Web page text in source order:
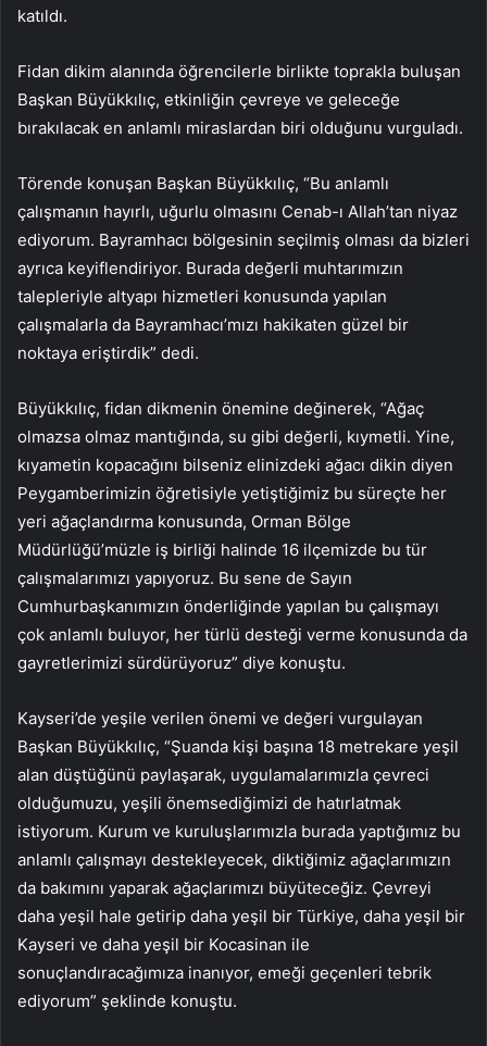
katıldı.
Fidan dikim alanında öğrencilerle birlikte toprakla buluşan
Başkan Büyükkılıç, etkinliğin çevreye ve geleceğe
bırakılacak en anlamlı miraslardan biri olduğunu vurguladı.
Törende konuşan Başkan Büyükkılıç, “Bu anlamlı
çalışmanın hayırlı, uğurlu olmasını Cenab-ı Allah’tan niyaz
ediyorum. Bayramhacı bölgesinin seçilmiş olması da bizleri
ayrıca keyiflendiriyor. Burada değerli muhtarımızın
talepleriyle altyapı hizmetleri konusunda yapılan
çalışmalarla da Bayramhacı’mızı hakikaten güzel bir
noktaya eriştirdik” dedi.
Büyükkılıç, fidan dikmenin önemine değinerek, “Ağaç
olmazsa olmaz mantığında, su gibi değerli, kıymetli. Yine,
kıyametin kopacağını bilseniz elinizdeki ağacı dikin diyen
Peygamberimizin öğretisiyle yetiştiğimiz bu süreçte her
yeri ağaçlandırma konusunda, Orman Bölge
Müdürlüğü’müzle iş birliği halinde 16 ilçemizde bu tür
çalışmalarımızı yapıyoruz. Bu sene de Sayın
Cumhurbaşkanımızın önderliğinde yapılan bu çalışmayı
çok anlamlı buluyor, her türlü desteği verme konusunda da
gayretlerimizi sürdürüyoruz” diye konuştu.
Kayseri’de yeşile verilen önemi ve değeri vurgulayan
Başkan Büyükkılıç, “Şuanda kişi başına 18 metrekare yeşil
alan düştüğünü paylaşarak, uygulamalarımızla çevreci
olduğumuzu, yeşili önemsediğimizi de hatırlatmak
istiyorum. Kurum ve kuruluşlarımızla burada yaptığımız bu
anlamlı çalışmayı destekleyecek, diktiğimiz ağaçlarımızın
da bakımını yaparak ağaçlarımızı büyüteceğiz. Çevreyi
daha yeşil hale getirip daha yeşil bir Türkiye, daha yeşil bir
Kayseri ve daha yeşil bir Kocasinan ile
sonuçlandıracağımıza inanıyor, emeği geçenleri tebrik
ediyorum” şeklinde konuştu.